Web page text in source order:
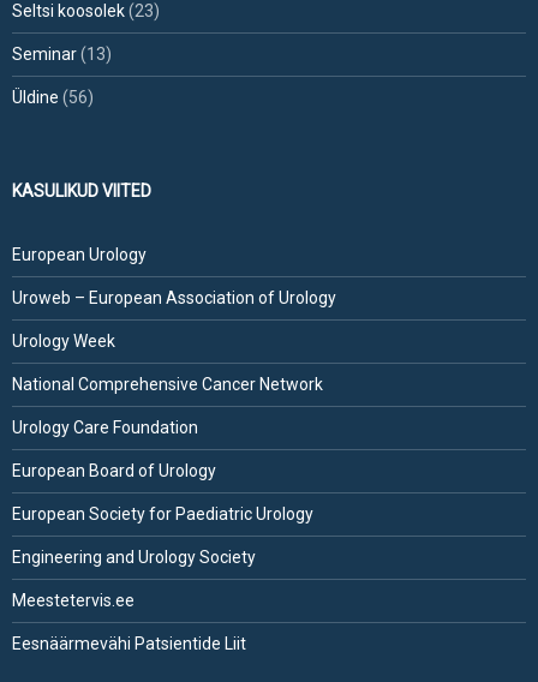
Seltsi koosolek(23)
Seminar(13)
Üldine (56)
KASULIKUD VIITED
European Urology
Uroweb – European Association of Urology
Urology Week
National Comprehensive Cancer Network
Urology Care Foundation
European Board of Urology
European Society for Paediatric Urology
Engineering and Urology Society
Meestetervis.ee
Eesnäärmevähi Patsientide Liit